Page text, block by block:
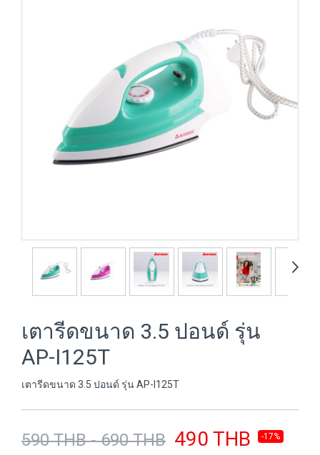
เตารีดขนาด 3.5 ปอนด์ รุ่น
AP-I125T
เตารีดขนาด 3.5 ปอนด์ รุ่น AP-I125T
590 THB - 690 THB 490 THB -17%